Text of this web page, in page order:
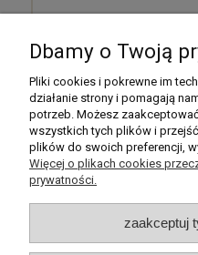
Dbamy o Twoją
Pliki cookies i pokrewne im
działanie strony i pomagają
potrzeb. Możesz
wszystkich tych plików i
plików do swoich preferencji,
Więcej o plikach cookies
prywatności.
zaakceptuj